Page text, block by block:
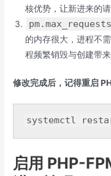
核优势，让新进来的
的内存很大，进程不
程频繁销毁与创建带来
修改完成后，记得重启
systemctl
启用 PHP-